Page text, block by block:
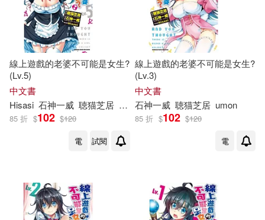
線上遊戲的老婆不可能是女生?
(Lv.5)
中文書
Hisasi 石神一威 聴猫芝居 umon
85 折 $102 $120
電
試閱
線上遊戲的老婆不可能是女生?
(Lv.3)
中文書
石神一威 聴猫芝居 umon
85 折 $102 $120
電